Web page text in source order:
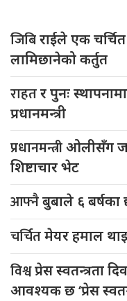
जिबिराईले एक
लामिछानेको कर्तुत
राहतर पुनः
प्रधानमन्त्री
प्रधानमन्त्रीओलीसँग
शिष्टाचार भेट
आफ्नैबुबाले ६ बर्षका
चर्चितमेयर हमाल
विश्वप्रेस स्वतन्त्रता
आवश्यक छ ‘प्रेस